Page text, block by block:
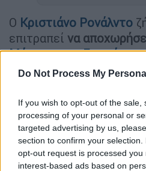
Do Not Process My
If you wish to opt-out of the
processing of your personal or
targeted advertising by us,
section to confirm your
opt-out request is processed you
interest-based ads based on
Ο Κριστιάνο Ρονάλντο
επιτραπεί να
Μάντσεστερ
ο σύλλογος της
περίοδο.
Η απόφαση του
επιθυμία του να παίξει
Leagueγια το υπόλοιπο